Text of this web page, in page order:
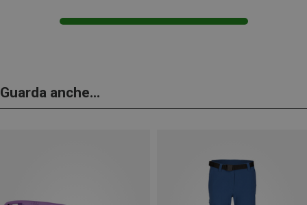
Guarda anche...